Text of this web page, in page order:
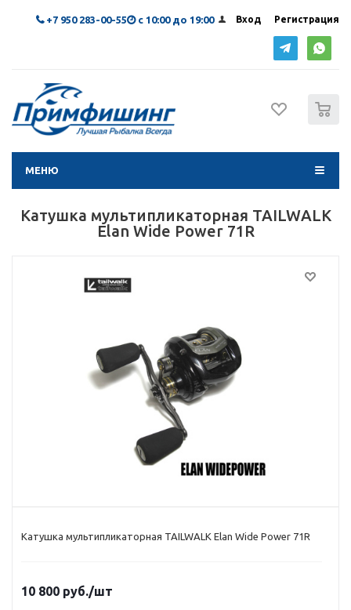
Вход Регистрация
+7 950 283-00-55 с 10:00 до 19:00
МЕНЮ
Катушка мультипликаторная TAILWALK
Elan Wide Power 71R
Катушка мультипликаторная TAILWALK Elan Wide Power 71R
10 800 руб./шт